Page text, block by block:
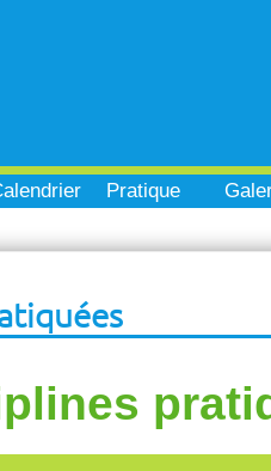
Pratique